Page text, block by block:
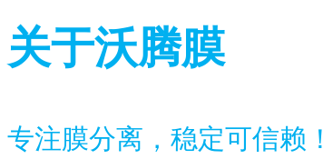
关于沃腾膜
专注膜分离，稳定可信赖！